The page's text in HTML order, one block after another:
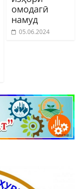
омодагӣ
намуд
05.06.2024